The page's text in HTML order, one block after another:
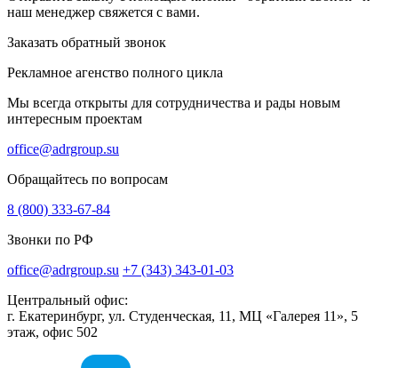
наш менеджер свяжется с вами.
Заказать обратный звонок
Рекламное агенство полного цикла
Мы всегда открыты для сотрудничества и рады новым
интересным проектам
office@adrgroup.su
Обращайтесь по вопросам
8 (800) 333-67-84
Звонки по РФ
office@adrgroup.su +7 (343) 343-01-03
Центральный офис:
г. Екатеринбург, ул. Студенческая, 11, МЦ «Галерея 11», 5
этаж, офис 502